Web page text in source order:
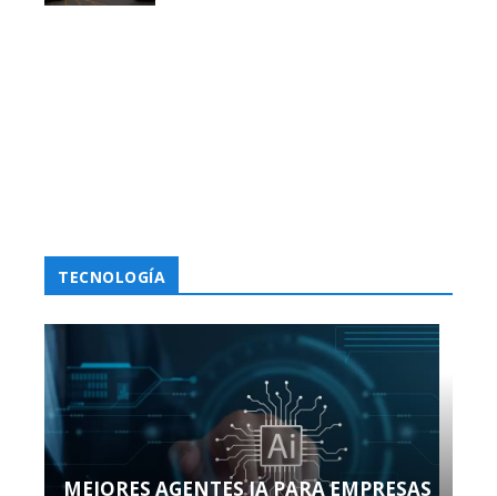
TECNOLOGÍA
MEJORES AGENTES IA PARA EMPRESAS